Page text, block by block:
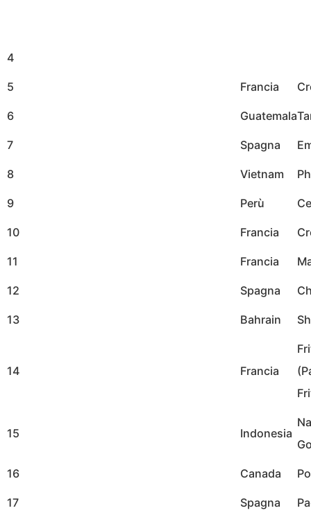
4
5 Francia
6 Guatemala
7 Spagna
8 Vietnam
9 Perù
10 Francia
11 Francia
12 Spagna
13 Bahrain
14 Francia
15 Indonesia
16 Canada
17 Spagna